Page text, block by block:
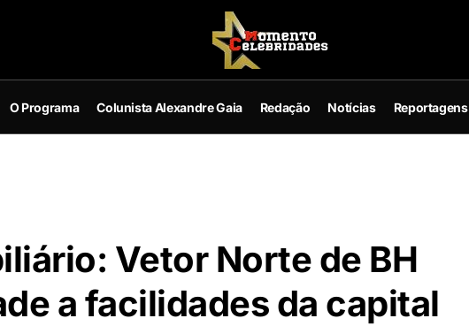
O Programa Colunista Alexandre Gaia Redação Notícias Reportagens
Vetor Norte de BH
a facilidades da capital